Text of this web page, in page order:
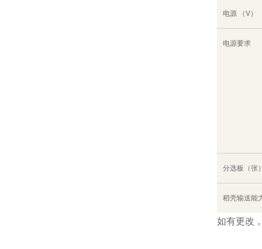
电源 （V）
电源要求
分选板（张
稻壳输送能
如有更改